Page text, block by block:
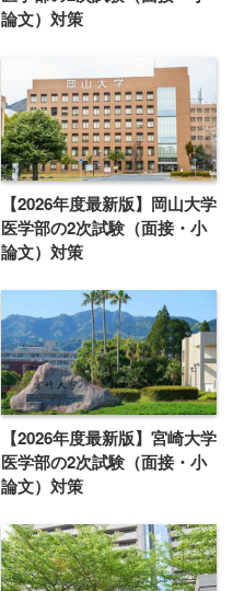
論文）対策
【2026年度最新版】岡山大学
医学部の2次試験（面接・小
論文）対策
【2026年度最新版】宮崎大学
医学部の2次試験（面接・小
論文）対策